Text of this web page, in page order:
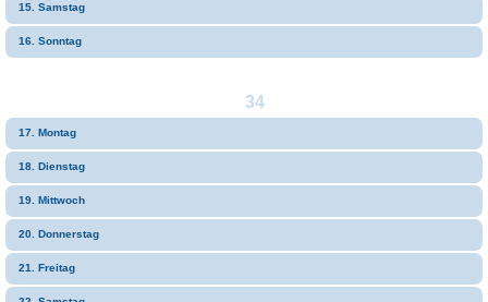
15. Samstag
16. Sonntag
34
17. Montag
18. Dienstag
19. Mittwoch
20. Donnerstag
21. Freitag